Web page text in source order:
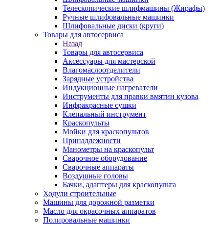
Телескопические шлифмашины (Жирафы)
Ручные шлифовальные машинки
Шлифовальные диски (круги)
Товары для автосервиса
Назад
Товары для автосервиса
Аксессуары для мастерской
Влагомаслоотделители
Зарядные устройства
Индукционные нагреватели
Инструменты для правки вмятин кузова
Инфракрасные сушки
Клепальный инструмент
Краскопульты
Мойки для краскопультов
Принадлежности
Манометры на краскопульт
Сварочное оборудование
Сварочные аппараты
Воздушные головы
Бачки, адаптеры для краскопульта
Ходули строительные
Машины для дорожной разметки
Масло для окрасочных аппаратов
Полировальные машинки